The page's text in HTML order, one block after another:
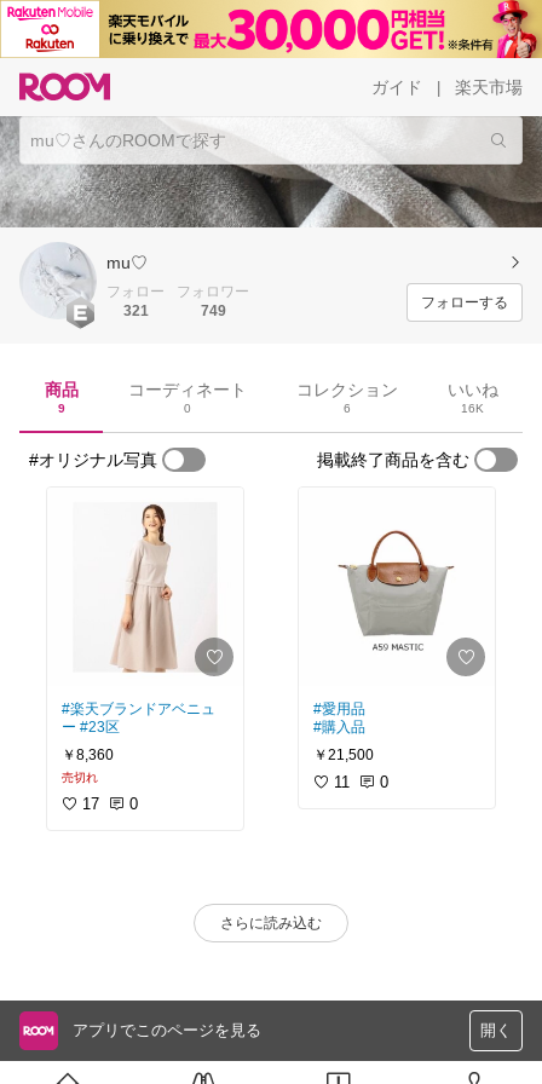
ガイド 楽天市場
mu♡
フォロー
321
フォロワー
749
フォローする
商品
9
コーディネート
0
コレクション
6
いいね
16K
#オリジナル写真 掲載終了商品を含む
#楽天ブランドアベニュ
ー #23区
￥8,360
売切れ
17 0
#愛用品
#購入品
￥21,500
11 0
さらに読み込む
アプリでこのページを見る 開く